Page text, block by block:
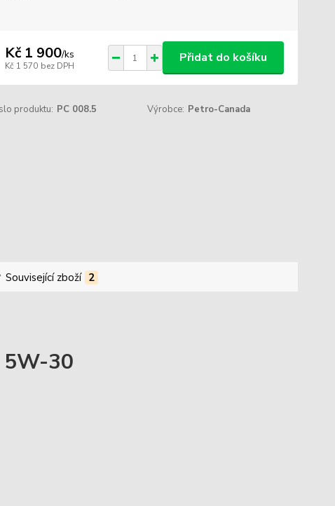
Kč 1 900/ks
Kč 1 570 bez DPH
Přidat do košíku
produktu: PC 008.5 Výrobce: Petro-Canada
Související zboží 2
5W-30